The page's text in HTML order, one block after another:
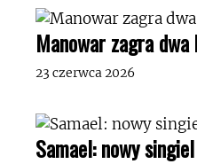
Manowar zagra
23 czerwca 2026
Samael: nowy